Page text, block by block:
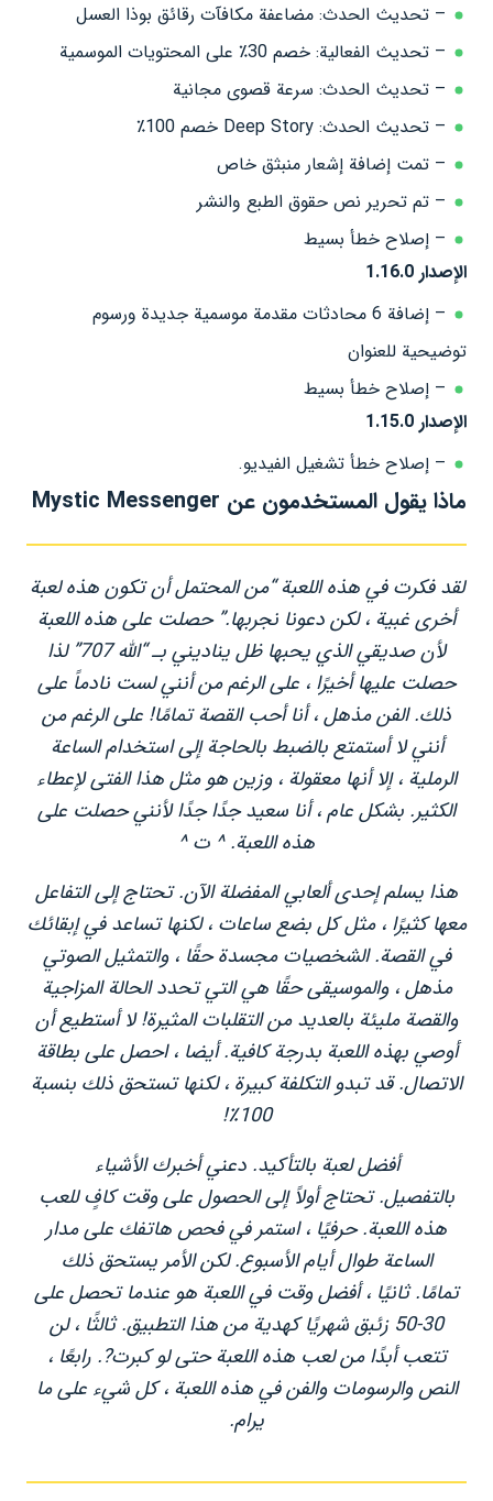
– تحديث الحدث: مضاعفة مكافآت رقائق بوذا العسل
– تحديث الفعالية: خصم 30٪ على المحتويات الموسمية
– تحديث الحدث: سرعة قصوى مجانية
– تحديث الحدث: Deep Story خصم 100٪
– تمت إضافة إشعار منبثق خاص
– تم تحرير نص حقوق الطبع والنشر
– إصلاح خطأ بسيط
الإصدار 1.16.0
– إضافة 6 محادثات مقدمة موسمية جديدة ورسوم
توضيحية للعنوان
– إصلاح خطأ بسيط
الإصدار 1.15.0
– إصلاح خطأ تشغيل الفيديو.
ماذا يقول المستخدمون عن Mystic Messenger
لقد فكرت في هذه اللعبة “من المحتمل أن تكون هذه لعبة
أخرى غبية ، لكن دعونا نجربها.” حصلت على هذه اللعبة
لأن صديقي الذي يحبها ظل يناديني بـ “الله 707” لذا
حصلت عليها أخيرًا ، على الرغم من أنني لست نادماً على
ذلك. الفن مذهل ، أنا أحب القصة تمامًا! على الرغم من
أنني لا أستمتع بالضبط بالحاجة إلى استخدام الساعة
الرملية ، إلا أنها معقولة ، وزين هو مثل هذا الفتى لإعطاء
الكثير. بشكل عام ، أنا سعيد جدًا جدًا لأنني حصلت على
هذه اللعبة. ^ ت ^
هذا يسلم إحدى ألعابي المفضلة الآن. تحتاج إلى التفاعل
معها كثيرًا ، مثل كل بضع ساعات ، لكنها تساعد في إبقائك
في القصة. الشخصيات مجسدة حقًا ، والتمثيل الصوتي
مذهل ، والموسيقى حقًا هي التي تحدد الحالة المزاجية
والقصة مليئة بالعديد من التقلبات المثيرة! لا أستطيع أن
أوصي بهذه اللعبة بدرجة كافية. أيضا ، احصل على بطاقة
الاتصال. قد تبدو التكلفة كبيرة ، لكنها تستحق ذلك بنسبة
100٪!
أفضل لعبة بالتأكيد. دعني أخبرك الأشياء
بالتفصيل. تحتاج أولاً إلى الحصول على وقت كافٍ للعب
هذه اللعبة. حرفيًا ، استمر في فحص هاتفك على مدار
الساعة طوال أيام الأسبوع. لكن الأمر يستحق ذلك
تمامًا. ثانيًا ، أفضل وقت في اللعبة هو عندما تحصل على
30-50 زئبق شهريًا كهدية من هذا التطبيق. ثالثًا ، لن
تتعب أبدًا من لعب هذه اللعبة حتى لو كبرت?. رابعًا ،
النص والرسومات والفن في هذه اللعبة ، كل شيء على ما
يرام.